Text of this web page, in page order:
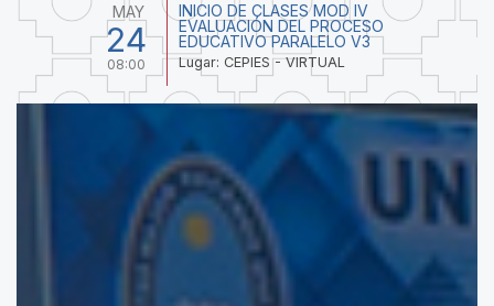
MAY
24
08:00
INICIO DE CLASES MOD IV
EVALUACIÓN DEL PROCESO
EDUCATIVO PARALELO V3
Lugar: CEPIES - VIRTUAL